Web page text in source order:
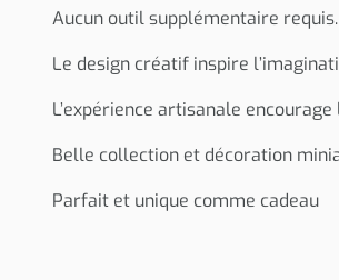
Aucun outil supplémentaire requis.
Le design créatif inspire
L’expérience artisanale
Belle collection et décoration
Parfait et unique comme cadeau